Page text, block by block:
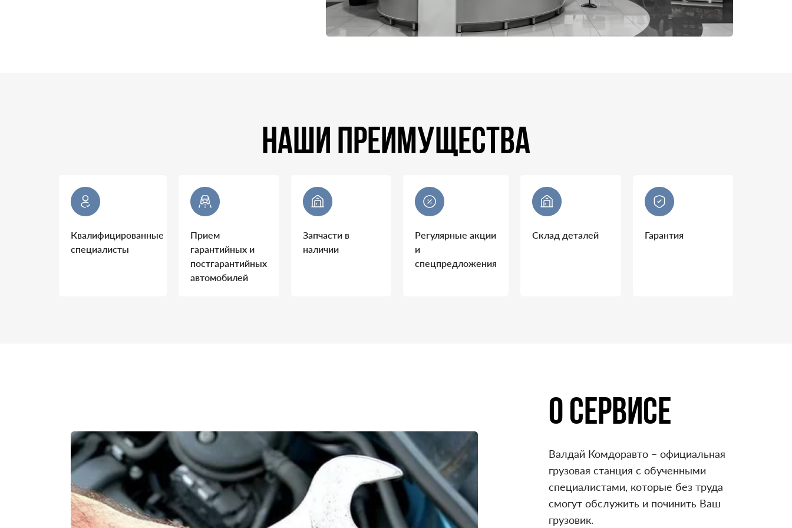
НАШИ ПРЕИМУЩЕСТВА
Квалифицированные
специалисты
Прием
гарантийных и
постгарантийных
автомобилей
Запчасти в
наличии
Регулярные акции
и
спецпредложения
Склад деталей Гарантия
О СЕРВИСЕ
Валдай Комдоравто – официальная
грузовая станция с обученными
специалистами, которые без труда
смогут обслужить и починить Ваш
грузовик.